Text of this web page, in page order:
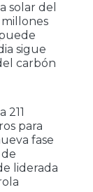
solar del
sigue
carbón
211
para
fase
liderada